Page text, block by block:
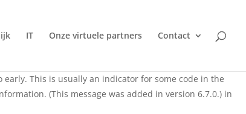
for more information. (This message was added
early. This is usually an indicator for some code in the
(This message was added in version 6.7.0.) in
IT Onze virtuele partners Contact